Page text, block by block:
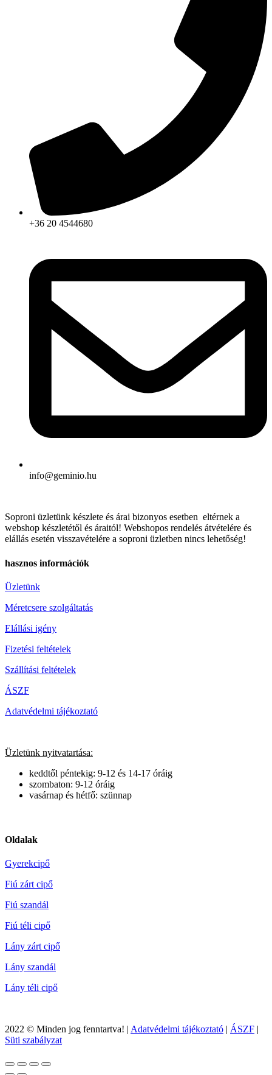
+36 20 4544680
info@geminio.hu
Soproni üzletünk készlete és árai bizonyos esetben eltérnek a
webshop készletétől és áraitól! Webshopos rendelés átvételére és
elállás esetén visszavételére a soproni üzletben nincs lehetőség!
hasznos információk
Üzletünk
Méretcsere szolgáltatás
Elállási igény
Fizetési feltételek
Szállítási feltételek
ÁSZF
Adatvédelmi tájékoztató
Üzletünk nyitvatartása:
keddtől péntekig: 9-12 és 14-17 óráig
szombaton: 9-12 óráig
vasárnap és hétfő: szünnap
Oldalak
Gyerekcipő
Fiú zárt cipő
Fiú szandál
Fiú téli cipő
Lány zárt cipő
Lány szandál
Lány téli cipő
2022 © Minden jog fenntartva! | Adatvédelmi tájékoztató | ÁSZF |
Süti szabályzat